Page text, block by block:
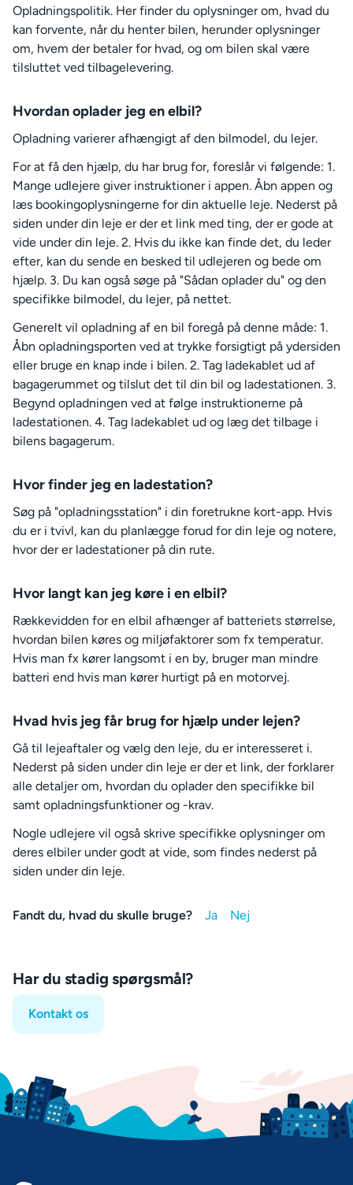
Opladningspolitik. Her finder du oplysninger om, hvad du
kan forvente, når du henter bilen, herunder oplysninger
om, hvem der betaler for hvad, og om bilen skal være
tilsluttet ved tilbagelevering.
Hvordan oplader jeg en elbil?
Opladning varierer afhængigt af den bilmodel, du lejer.
For at få den hjælp, du har brug for, foreslår vi følgende: 1.
Mange udlejere giver instruktioner i appen. Åbn appen og
læs bookingoplysningerne for din aktuelle leje. Nederst på
siden under din leje er der et link med ting, der er gode at
vide under din leje. 2. Hvis du ikke kan finde det, du leder
efter, kan du sende en besked til udlejeren og bede om
hjælp. 3. Du kan også søge på "Sådan oplader du" og den
specifikke bilmodel, du lejer, på nettet.
Generelt vil opladning af en bil foregå på denne måde: 1.
Åbn opladningsporten ved at trykke forsigtigt på ydersiden
eller bruge en knap inde i bilen. 2. Tag ladekablet ud af
bagagerummet og tilslut det til din bil og ladestationen. 3.
Begynd opladningen ved at følge instruktionerne på
ladestationen. 4. Tag ladekablet ud og læg det tilbage i
bilens bagagerum.
Hvor finder jeg en ladestation?
Søg på "opladningsstation" i din foretrukne kort-app. Hvis
du er i tvivl, kan du planlægge forud for din leje og notere,
hvor der er ladestationer på din rute.
Hvor langt kan jeg køre i en elbil?
Rækkevidden for en elbil afhænger af batteriets størrelse,
hvordan bilen køres og miljøfaktorer som fx temperatur.
Hvis man fx kører langsomt i en by, bruger man mindre
batteri end hvis man kører hurtigt på en motorvej.
Hvad hvis jeg får brug for hjælp under lejen?
Gå til lejeaftaler og vælg den leje, du er interesseret i.
Nederst på siden under din leje er der et link, der forklarer
alle detaljer om, hvordan du oplader den specifikke bil
samt opladningsfunktioner og -krav.
Nogle udlejere vil også skrive specifikke oplysninger om
deres elbiler under godt at vide, som findes nederst på
siden under din leje.
Fandt du, hvad du skulle bruge?
Har du stadig spørgsmål?
Kontakt os